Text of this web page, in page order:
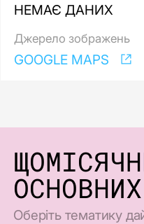
НЕМАЄ ДАНИХ
Джерело зображень
GOOGLE MAPS
Оберіть тематику